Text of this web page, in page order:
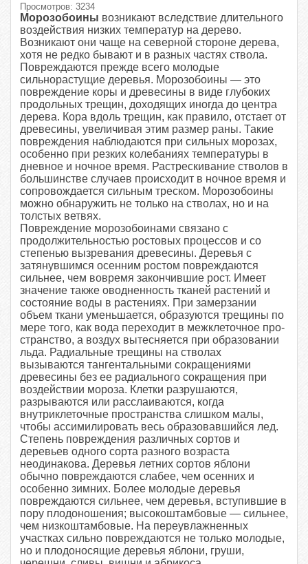
Просмотров: 3234
Морозобоины возникают вследствие длитель­ного
воздействия низких температур на дере­во.
Возникают они чаще на северной стороне дерева,
хотя не редко бывают и в разных частях ствола.
Повреждаются прежде всего молодые
сильнорастущие деревья. Морозобоины — это
повреждение коры и древесины в виде глубоких
продольных тре­щин, доходящих иногда до центра
дерева. Кора вдоль трещин, как правило, отстает от
древесины, увеличивая этим размер раны. Такие
повреждения наблюдаются при силь­ных морозах,
особенно при резких колеба­ниях температуры в
дневное и ночное время. Растрескивание стволов в
большинстве слу­чаев происходит в ночное время и
сопро­вождается сильным треском. Морозобоины
можно обнаружить не только на стволах, но и на
толстых ветвях.
Повреждение морозобоинами связано с
продолжительностью ростовых процессов и со
степенью вызревания древесины. Деревья с
затянувшимся осенним ростом поврежда­ются
сильнее, чем вовремя закончившие рост. Имеет
значение также оводненность тканей растений и
состояние воды в расте­ниях. При замерзании
объем ткани умень­шается, образуются трещины по
мере того, как вода переходит в межклеточное про­
странство, а воздух вытесняется при образо­вании
льда. Радиальные трещины на стволах
вызываются тангентальными сокращениями
древесины без ее радиального сокращения при
воздействии мороза. Клетки разрушаются,
разрываются или расслаиваются, когда
внутриклеточные про­странства слишком малы,
чтобы ассими­лировать весь образовавшийся лед.
Степень повреждения различных сортов и
деревьев одного сорта разного возраста
неодинакова. Деревья летних сортов яблони
обычно повреждаются слабее, чем осенних и
особенно зимних. Более молодые деревья
повреждаются сильнее, чем деревья, всту­пившие в
пору плодоношения; высокоштам­бовые — сильнее,
чем низкоштамбовые. На переувлажненных
участках сильно повреж­даются не только молодые,
но и плодонося­щие деревья яблони, груши,